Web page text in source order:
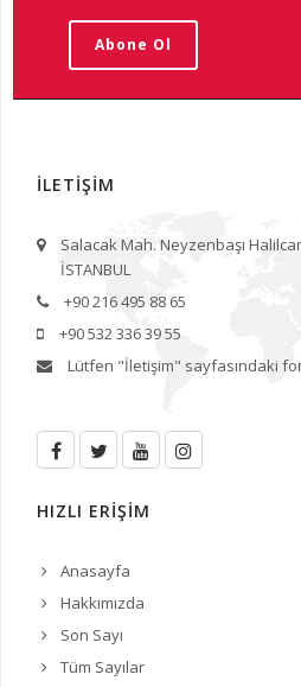
Abone Ol
İLETİŞİM
Salacak Mah. Neyzenbaşı
İSTANBUL
+90 216 495 88 65
+90 532 336 39 55
Lütfen "İletişim" sayfasındaki
HIZLI ERİŞİM
Anasayfa
Hakkımızda
Son Sayı
Tüm Sayılar